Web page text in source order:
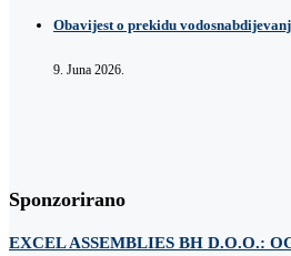
Obavijest o prekidu
9. Juna 2026.
Sponzorirano
EXCEL ASSEMBLIES BH D.O.O.: